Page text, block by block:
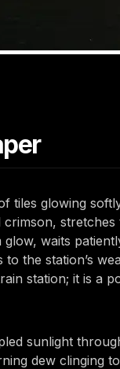
tiles glowing
waits
the station’s
station; it is a
sunlight
dew clinging